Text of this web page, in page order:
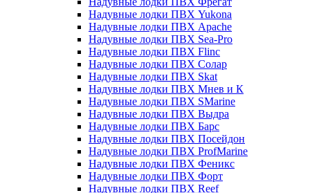
Надувные лодки ПВХ Yukona
Надувные лодки ПВХ Apache
Надувные лодки ПВХ Sea-Pro
Надувные лодки ПВХ Flinc
Надувные лодки ПВХ Солар
Надувные лодки ПВХ Skat
Надувные лодки ПВХ Мнев и К
Надувные лодки ПВХ SMarine
Надувные лодки ПВХ Выдра
Надувные лодки ПВХ Барс
Надувные лодки ПВХ Посейдон
Надувные лодки ПВХ ProfMarine
Надувные лодки ПВХ Феникс
Надувные лодки ПВХ Форт
Надувные лодки ПВХ Reef